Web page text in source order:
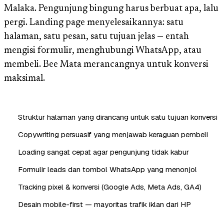
Malaka. Pengunjung bingung harus berbuat apa, lalu
pergi. Landing page menyelesaikannya: satu
halaman, satu pesan, satu tujuan jelas — entah
mengisi formulir, menghubungi WhatsApp, atau
membeli. Bee Mata merancangnya untuk konversi
maksimal.
Struktur halaman yang dirancang untuk satu tujuan konversi
Copywriting persuasif yang menjawab keraguan pembeli
Loading sangat cepat agar pengunjung tidak kabur
Formulir leads dan tombol WhatsApp yang menonjol
Tracking pixel & konversi (Google Ads, Meta Ads, GA4)
Desain mobile-first — mayoritas trafik iklan dari HP